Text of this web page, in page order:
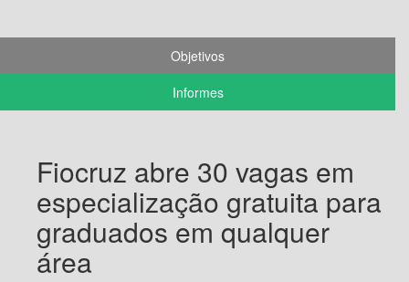
Objetivos
Informes
Fiocruz abre 30 vagas em
especialização gratuita para
graduados em qualquer
área